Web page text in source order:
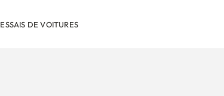
ESSAIS DE VOITURES